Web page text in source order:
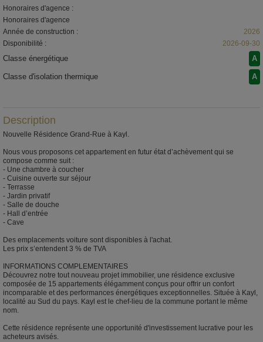
Honoraires d'agence :
Honoraires d'agence
Année de construction :
2026
Disponibilité :
2026-09-30
Classe énergétique A
Classe d'isolation thermique A
Description
Nouvelle Résidence Grand-Rue à Kayl.
Nous vous proposons cet appartement en futur état d’achèvement qui se
compose comme suit :
- Une chambre à coucher
- Cuisine ouverte sur séjour
- Terrasse
- Jardin privatif
- Salle de douche
- Hall d’entrée
- Cave
Des emplacements voiture sont disponibles à l'achat.
Les prix s’entendent 3 % de TVA
INFORMATIONS COMPLEMENTAIRES
Découvrez notre tout nouveau projet immobilier, une résidence exclusive
composée de 15 appartements élégamment conçus pour offrir un confort
incomparable et des performances énergétiques exceptionnelles. Située à Kayl,
localité au Sud du pays. Kayl est le chef-lieu de la commune portant le même
nom.
Cette résidence représente une opportunité d'investissement lucrative pour les
acheteurs avisés.